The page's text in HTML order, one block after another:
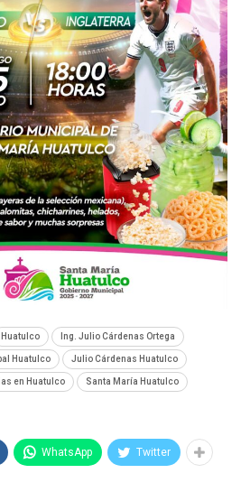
Huatulco Ing. Julio Cárdenas Ortega
Huatulco Julio Cárdenas Huatulco
en Huatulco Santa María Huatulco
WhatsApp Twitter